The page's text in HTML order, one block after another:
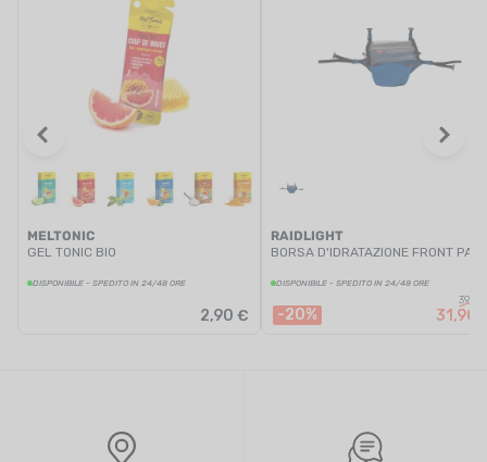
MELTONIC
GEL TONIC BIO
DISPONIBILE - SPEDITO IN 24/48 ORE
2,90 €
RAIDLIGHT
BORSA D'IDRATAZIONE FRONT
DISPONIBILE - SPEDITO IN 24/48 ORE
-20%
39,95
31,90